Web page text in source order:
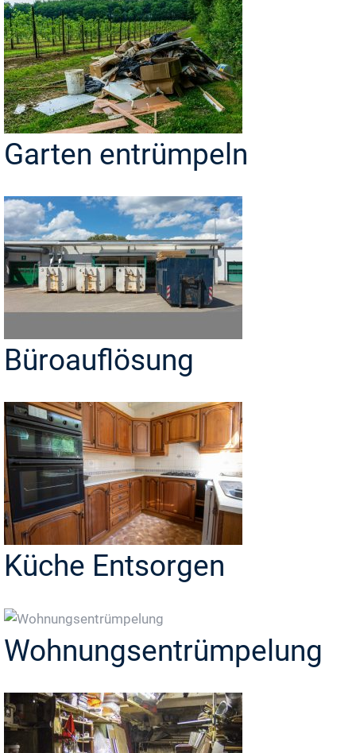
Garten entrümpeln
Büroauflösung
Küche Entsorgen
Wohnungsentrümpelung